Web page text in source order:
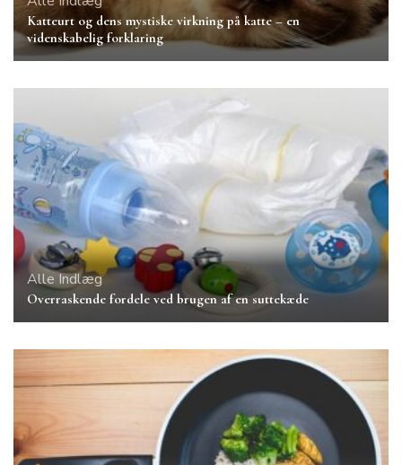
Katteurt og dens mystiske virkning på katte – en
videnskabelig forklaring
Alle Indlæg
Overraskende fordele ved brugen af en suttekæde